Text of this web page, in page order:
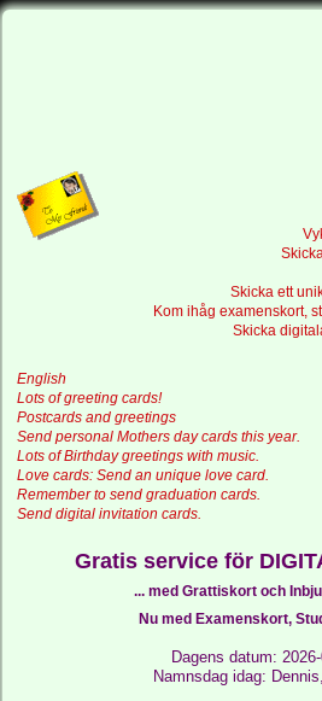
Skicka ett
Kom ihåg examenskort,
Skicka
English
Lots of greeting cards!
Postcards and greetings
Send personal Mothers day cards this year.
Lots of Birthday greetings with music.
Love cards: Send an unique love card.
Remember to send graduation cards.
Send digital invitation cards.
Gratis service för
... med Grattiskort och
Nu med Examenskort,
Dagens datum:
Namnsdag idag: